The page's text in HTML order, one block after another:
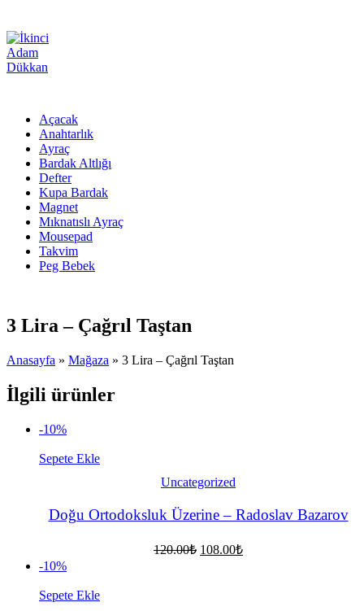
Açacak
Anahtarlık
Ayraç
Bardak Altlığı
Defter
Kupa Bardak
Magnet
Mıknatıslı Ayraç
Mousepad
Takvim
Peg Bebek
3 Lira – Çağrıl Taştan
Anasayfa » Mağaza » 3 Lira – Çağrıl Taştan
İlgili ürünler
-10%
Sepete Ekle
Uncategorized
Doğu Ortodoksluk Üzerine – Radoslav Bazarov
120.00₺ Orijinal
108.00₺Şu
-10%
Sepete Ekle